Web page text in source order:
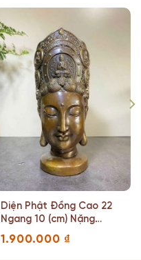
Diện Phật Đồng Cao 22
Ngang 10 (cm) Nặng
1.8(kg)
1.900.000 ₫